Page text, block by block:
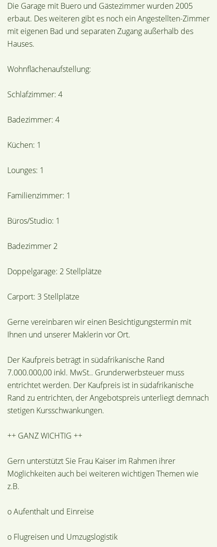
Die Garage mit Buero und Gästezimmer wurden 2005
erbaut. Des weiteren gibt es noch ein Angestellten-Zimmer
mit eigenen Bad und separaten Zugang außerhalb des
Hauses.
Wohnflächenaufstellung:
Schlafzimmer: 4
Badezimmer: 4
Küchen: 1
Lounges: 1
Familienzimmer: 1
Büros/Studio: 1
Badezimmer 2
Doppelgarage: 2 Stellplätze
Carport: 3 Stellplätze
Gerne vereinbaren wir einen Besichtigungstermin mit
Ihnen und unserer Maklerin vor Ort.
Der Kaufpreis beträgt in südafrikanische Rand
7.000.000,00 inkl. MwSt.. Grunderwerbsteuer muss
entrichtet werden. Der Kaufpreis ist in südafrikanische
Rand zu entrichten, der Angebotspreis unterliegt demnach
stetigen Kursschwankungen.
++ GANZ WICHTIG ++
Gern unterstützt Sie Frau Kaiser im Rahmen ihrer
Möglichkeiten auch bei weiteren wichtigen Themen wie
z.B.
o Aufenthalt und Einreise
o Flugreisen und Umzugslogistik